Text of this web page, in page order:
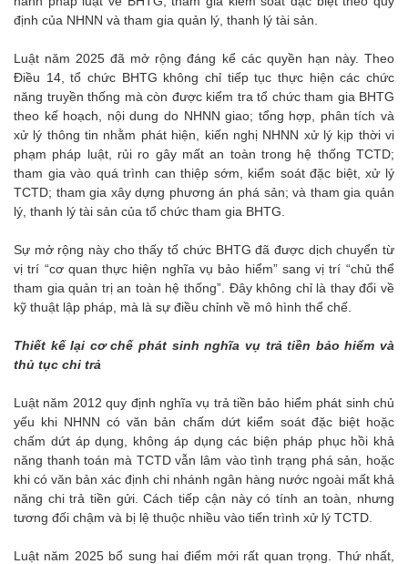
định của NHNN và tham gia quản lý, thanh lý tài sản.
Luật năm 2025 đã mở rộng đáng kể các quyền hạn này. Theo
Điều 14, tổ chức BHTG không chỉ tiếp tục thực hiện các chức
năng truyền thống mà còn được kiểm tra tổ chức tham gia BHTG
theo kế hoạch, nội dung do NHNN giao; tổng hợp, phân tích và
xử lý thông tin nhằm phát hiện, kiến nghị NHNN xử lý kịp thời vi
phạm pháp luật, rủi ro gây mất an toàn trong hệ thống TCTD;
tham gia vào quá trình can thiệp sớm, kiểm soát đặc biệt, xử lý
TCTD; tham gia xây dựng phương án phá sản; và tham gia quản
lý, thanh lý tài sản của tổ chức tham gia BHTG.
Sự mở rộng này cho thấy tổ chức BHTG đã được dịch chuyển từ
vị trí “cơ quan thực hiện nghĩa vụ bảo hiểm” sang vị trí “chủ thể
tham gia quản trị an toàn hệ thống”. Đây không chỉ là thay đổi về
kỹ thuật lập pháp, mà là sự điều chỉnh về mô hình thể chế.
Thiết kế lại cơ chế phát sinh nghĩa vụ trả tiền bảo hiểm và
thủ tục chi trả
Luật năm 2012 quy định nghĩa vụ trả tiền bảo hiểm phát sinh chủ
yếu khi NHNN có văn bản chấm dứt kiểm soát đặc biệt hoặc
chấm dứt áp dụng, không áp dụng các biện pháp phục hồi khả
năng thanh toán mà TCTD vẫn lâm vào tình trạng phá sản, hoặc
khi có văn bản xác định chi nhánh ngân hàng nước ngoài mất khả
năng chi trả tiền gửi. Cách tiếp cận này có tính an toàn, nhưng
tương đối chậm và bị lệ thuộc nhiều vào tiến trình xử lý TCTD.
Luật năm 2025 bổ sung hai điểm mới rất quan trọng. Thứ nhất,